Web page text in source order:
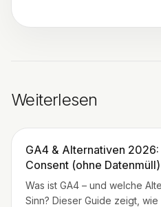
Weiterlesen
GA4 & Alternativen
Consent (ohne Datenmüll)
Was ist GA4 – und welche
Sinn? Dieser Guide zeigt,